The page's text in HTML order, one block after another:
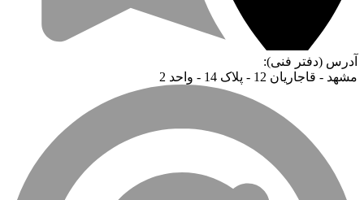
آدرس (دفتر فنی):
مشهد - قاجاریان 12 - پلاک 14 - واحد 2